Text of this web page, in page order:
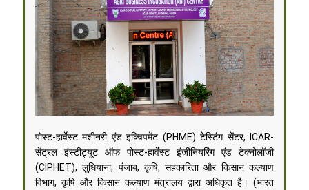
पोस्ट-हार्वेस्ट मशीनरी एंड इक्विपमेंट (PHME) टेस्टिंग सेंटर, ICAR-
सेंट्रल इंस्टीट्यूट ऑफ पोस्ट-हार्वेस्ट इंजीनियरिंग एंड टेक्नोलॉजी
(CIPHET), लुधियाना, पंजाब, कृषि, सहकारिता और किसान कल्याण
विभाग, कृषि और किसान कल्याण मंत्रालय द्वारा अधिकृत है। (भारत